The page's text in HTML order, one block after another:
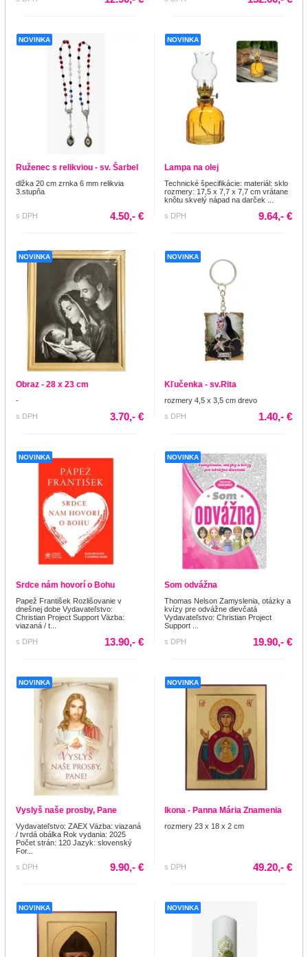
NOVINKA
Ruženec s relikviou - sv. Šarbel
dlžka 20 cm zrnka 6 mm relikvia
3.stupňa
s DPH 4.50,- €
NOVINKA
Lampa na olej
Technické špecifikácie: materiál: sklo
rozmery: 17,5 x 7,7 x 7,7 cm vrátane
knôtu skvelý nápad na darček ...
s DPH
9.64,- €
NOVINKA
Obraz - 28 x 23 cm
-
s DPH
3.70,- €
NOVINKA
Kľučenka - sv.Rita
rozmery 4,5 x 3,5 cm drevo
s DPH
1.40,- €
NOVINKA
Srdce nám hovorí o Bohu
Papež František Rozlišovanie v
dnešnej dobe Vydavateľstvo:
Christian Project Support Väzba:
viazaná / t...
s DPH
13.90,- €
NOVINKA
Som odvážna
Thomas Nelson Zamyslenia, otázky a
kvízy pre odvážne dievčatá
Vydavateľstvo: Christian Project
Support ...
s DPH
19.90,- €
NOVINKA
Vyslyš naše prosby, Pane
Vydavateľstvo: ZAEX Väzba: viazaná
/ tvrdá obálka Rok vydania: 2025
Počet strán: 120 Jazyk: slovenský
For...
s DPH
9.90,- €
NOVINKA
Ikona - Panna Mária Znamenia
rozmery 23 x 18 x 2 cm
s DPH 49.20,- €
NOVINKA NOVINKA